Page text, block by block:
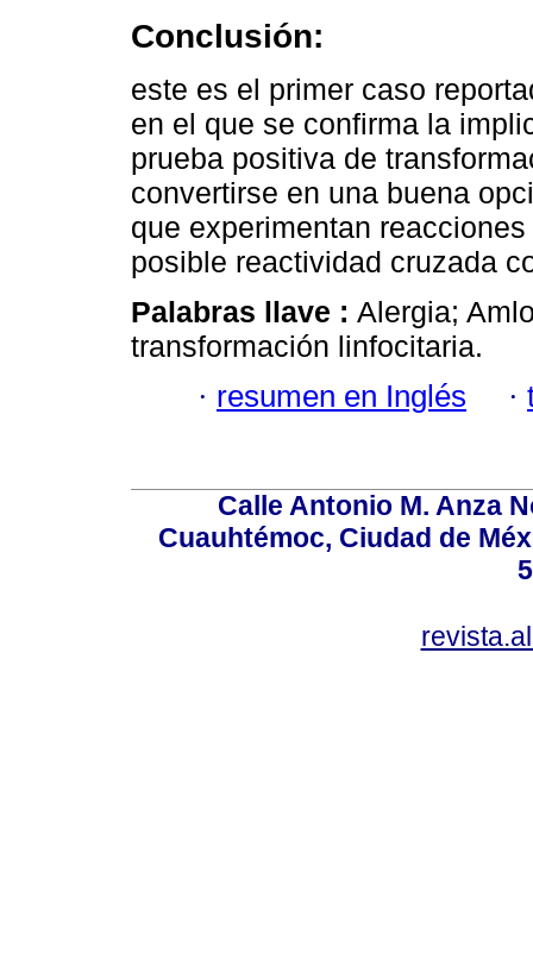
Conclusión:
este es el primer caso
en el que se confirma la
prueba positiva de
convertirse en una buena
que experimentan
posible reactividad cruzada
Palabras llave : Alergia;
transformación linfocitaria.
· resumen en Inglés ·
Calle Antonio M. Anza
Cuauhtémoc, Ciudad de